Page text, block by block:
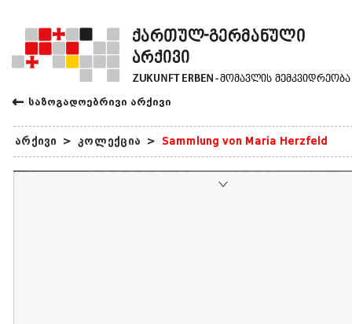
← საზოგადოებრივი არქივი
არქივი > კოლექცია > Sammlung von Maria Herzfeld